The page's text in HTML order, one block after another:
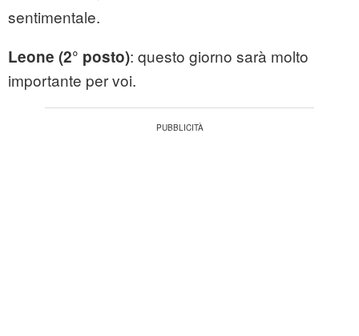
sentimentale.
Leone (2° posto): questo giorno sarà molto
importante per voi.